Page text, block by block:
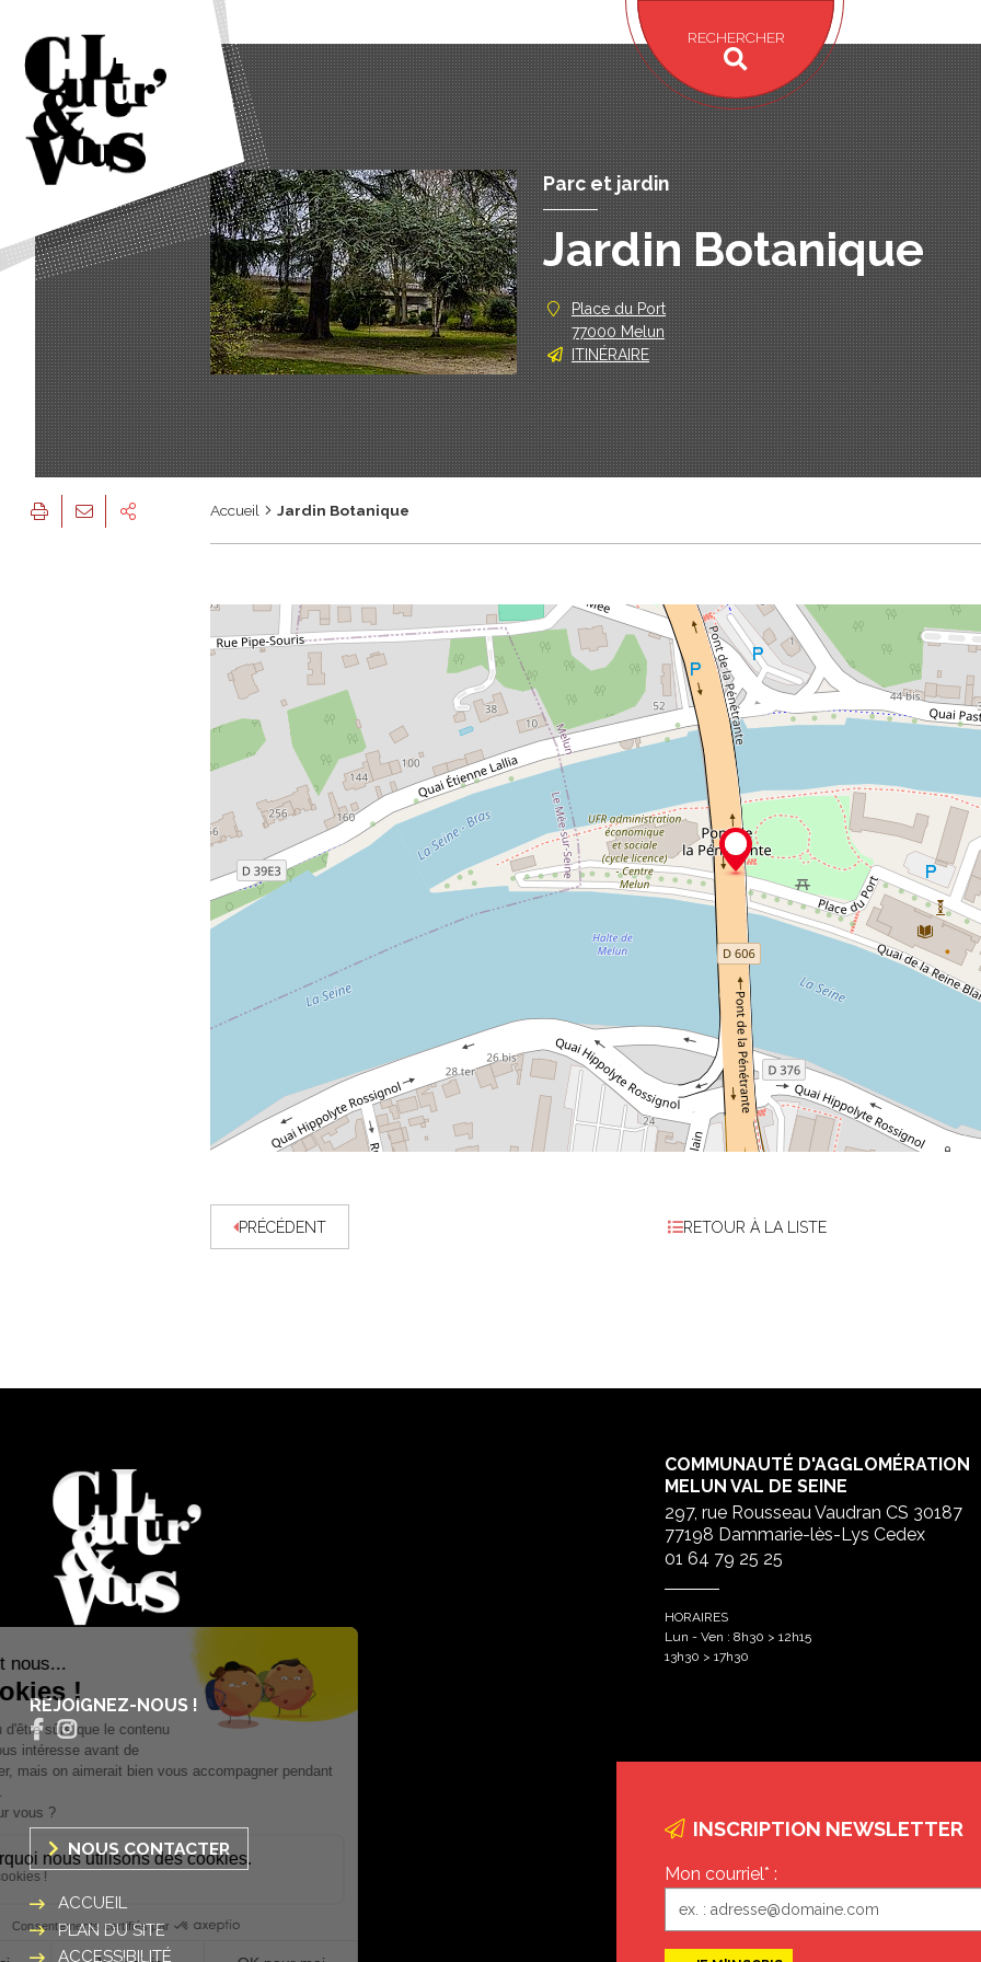
RECHERCHER
Parc et jardin
Jardin Botanique
Place du Port
77000 Melun
ITINÉRAIRE
Accueil Jardin Botanique
PRÉCÉDENT RETOUR À LA LISTE
REJOIGNEZ-NOUS !
COMMUNAUTÉ D'AGGLOMÉRATION
MELUN VAL DE SEINE
297, rue Rousseau Vaudran CS 30187
77198 Dammarie-lès-Lys Cedex
01 64 79 25 25
HORAIRES
Lun - Ven : 8h30 > 12h15
13h30 > 17h30
NOUS CONTACTER
ACCUEIL
PLAN DU SITE
ACCESSIBILITÉ
INSCRIPTION NEWSLETTER
Mon courriel* :